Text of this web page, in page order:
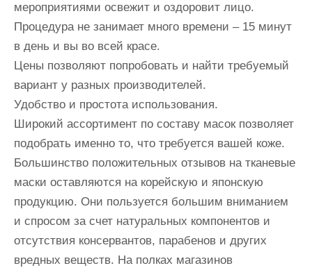
мероприятиями освежит и оздоровит лицо.
Процедура не занимает много времени – 15 минут
в день и вы во всей красе.
Цены позволяют попробовать и найти требуемый
вариант у разных производителей.
Удобство и простота использования.
Широкий ассортимент по составу масок позволяет
подобрать именно то, что требуется вашей коже.
Большинство положительных отзывов на тканевые
маски оставляются на корейскую и японскую
продукцию. Они пользуется большим вниманием
и спросом за счет натуральных компонентов и
отсутствия консервантов, парабенов и других
вредных веществ. На полках магазинов